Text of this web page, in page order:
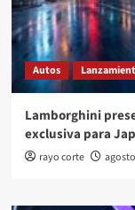
Autos
Lamborghini
exclusiva para
rayo corte